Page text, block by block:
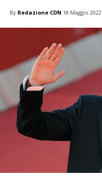
By Redazione CDN 18 Maggio 2022